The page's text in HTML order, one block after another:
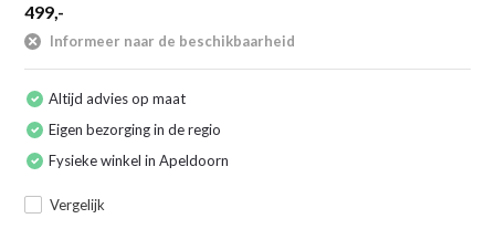
499,-
Informeer naar de beschikbaarheid
Altijd advies op maat
Eigen bezorging in de regio
Fysieke winkel in Apeldoorn
Vergelijk